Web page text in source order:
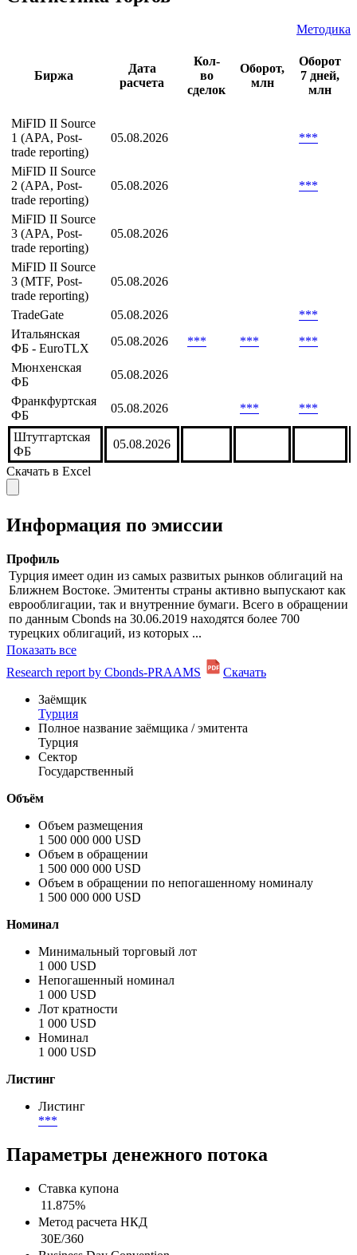
Методика
Биржа
Дата
расчета
Кол-
во
сделок
Оборот,
млн
Оборот
7 дней,
млн
MiFID II Source
1 (APA, Post-
trade reporting)
05.08.2026 ***
MiFID II Source
2 (APA, Post-
trade reporting)
05.08.2026 ***
MiFID II Source
3 (APA, Post-
trade reporting)
05.08.2026
MiFID II Source
3 (MTF, Post-
trade reporting)
05.08.2026
TradeGate 05.08.2026 ***
Итальянская
ФБ - EuroTLX
05.08.2026 *** *** ***
Мюнхенская
ФБ
05.08.2026
Франкфуртская
ФБ
05.08.2026 *** ***
Штутгартская
ФБ
05.08.2026
Скачать в Excel
Информация по эмиссии
Профиль
Турция имеет один из самых развитых рынков облигаций на
Ближнем Востоке. Эмитенты страны активно выпускают как
еврооблигации, так и внутренние бумаги. Всего в обращении
по данным Cbonds на 30.06.2019 находятся более 700
турецких облигаций, из которых ...
Показать все
Research report by Cbonds-PRAAMS
Скачать
Заёмщик
Турция
Полное название заёмщика / эмитента
Турция
Сектор
Государственный
Объём
Объем размещения
1 500 000 000 USD
Объем в обращении
1 500 000 000 USD
Объем в обращении по непогашенному номиналу
1 500 000 000 USD
Номинал
Минимальный торговый лот
1 000 USD
Непогашенный номинал
1 000 USD
Лот кратности
1 000 USD
Номинал
1 000 USD
Листинг
Листинг
***
Параметры денежного потока
Ставка купона
11.875%
Метод расчета НКД
30E/360